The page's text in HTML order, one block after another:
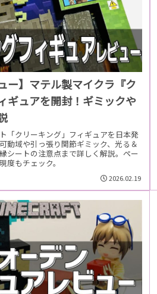
ー】マテル製マイクラ『ク
ギュアを開封！ギミックや
「クリーキング」フィギュアを日本発
動域や引っ張り関節ギミック、光る＆
シートの注意点まで詳しく解説。ペー
度もチェック。
2026.02.19